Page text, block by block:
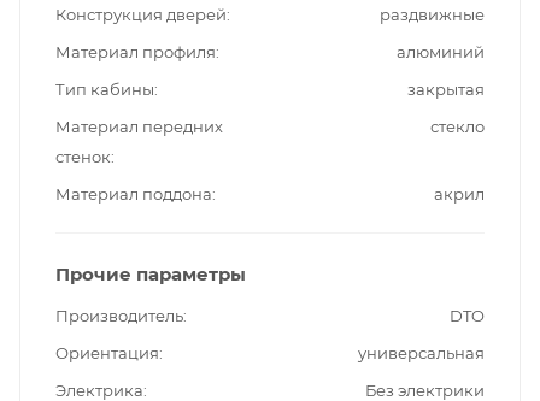
Конструкция дверей
раздвижные
Материал профиля
алюминий
Тип кабины
закрытая
Материал передних
стенок
стекло
Материал поддона акрил
Прочие параметры
Производитель
DTO
Ориентация
универсальная
Электрика
Без электрики